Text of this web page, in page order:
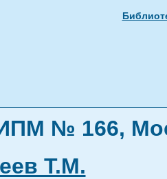
№ 166,
Т.М.